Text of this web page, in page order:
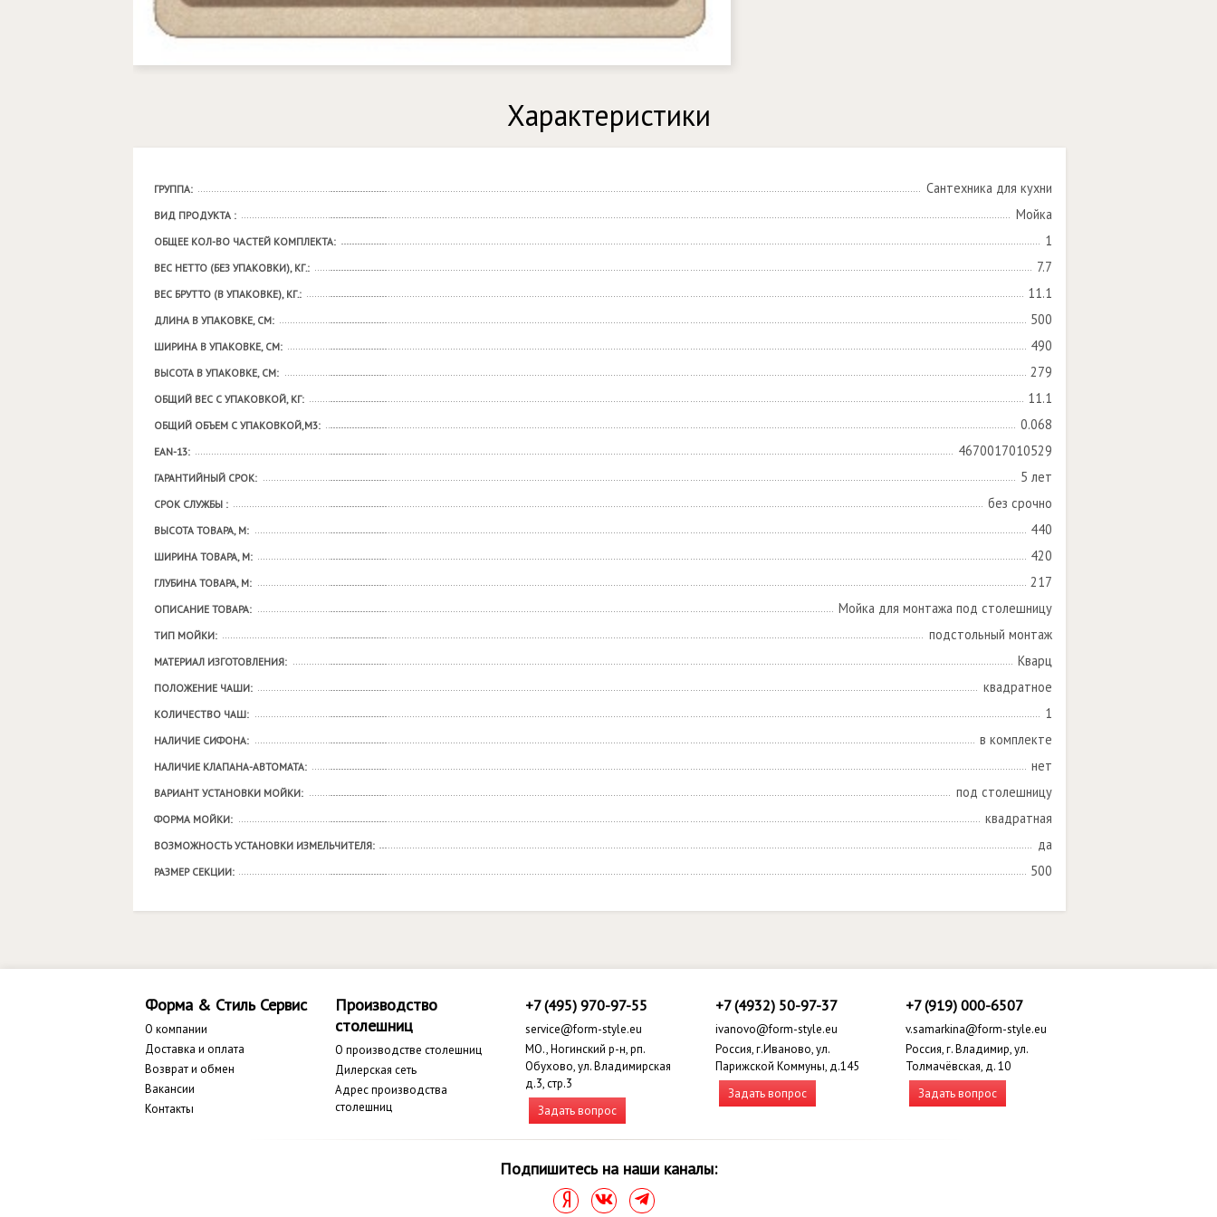
Характеристики
ГРУППА: Сантехника для кухни
ВИД ПРОДУКТА : Мойка
ОБЩЕЕ КОЛ-ВО ЧАСТЕЙ КОМПЛЕКТА: 1
ВЕС НЕТТО (БЕЗ УПАКОВКИ), КГ.: 7.7
ВЕС БРУТТО (В УПАКОВКЕ), КГ.: 11.1
ДЛИНА В УПАКОВКЕ, СМ: 500
ШИРИНА В УПАКОВКЕ, СМ: 490
ВЫСОТА В УПАКОВКЕ, СМ: 279
ОБЩИЙ ВЕС С УПАКОВКОЙ, КГ: 11.1
ОБЩИЙ ОБЪЕМ С УПАКОВКОЙ,М3: 0.068
EAN-13: 4670017010529
ГАРАНТИЙНЫЙ СРОК: 5 лет
СРОК СЛУЖБЫ : без срочно
ВЫСОТА ТОВАРА, М: 440
ШИРИНА ТОВАРА, М: 420
ГЛУБИНА ТОВАРА, М: 217
ОПИСАНИЕ ТОВАРА: Мойка для монтажа под столешницу
ТИП МОЙКИ: подстольный монтаж
МАТЕРИАЛ ИЗГОТОВЛЕНИЯ: Кварц
ПОЛОЖЕНИЕ ЧАШИ: квадратное
КОЛИЧЕСТВО ЧАШ: 1
НАЛИЧИЕ СИФОНА: в комплекте
НАЛИЧИЕ КЛАПАНА-АВТОМАТА: нет
ВАРИАНТ УСТАНОВКИ МОЙКИ: под столешницу
ФОРМА МОЙКИ: квадратная
ВОЗМОЖНОСТЬ УСТАНОВКИ ИЗМЕЛЬЧИТЕЛЯ: да
РАЗМЕР СЕКЦИИ: 500
Форма & Стиль Сервис
О компании
Доставка и оплата
Возврат и обмен
Вакансии
Контакты
Производство
столешниц
О производстве столешниц
Дилерская сеть
Адрес производства
столешниц
+7 (495) 970-97-55
service@form-style.eu
МО., Ногинский р-н, рп.
Обухово, ул. Владимирская
д.3, стр.3
Задать вопрос
+7 (4932) 50-97-37
ivanovo@form-style.eu
Россия, г.Иваново, ул.
Парижской Коммуны, д.145
Задать вопрос
+7 (919) 000-6507
v.samarkina@form-style.eu
Россия, г. Владимир, ул.
Толмачёвская, д. 10
Задать вопрос
Подпишитесь на наши каналы: